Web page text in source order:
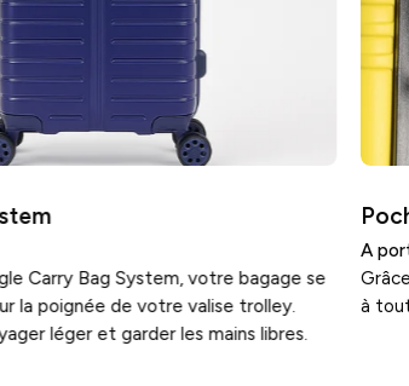
Carry Bag System, votre bagage se
la poignée de votre valise trolley.
léger et garder les mains libres.
A
à